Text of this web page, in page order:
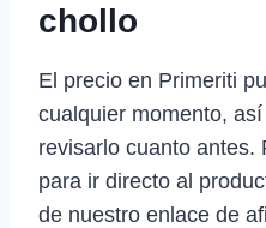
chollo
El precio en Primeriti
cualquier momento,
revisarlo cuanto antes.
para ir directo al
de nuestro enlace de